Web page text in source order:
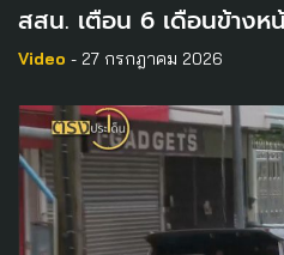
สสน. เตือน 6 เดือนข้างห
Video - 27 กรกฎาคม 2026